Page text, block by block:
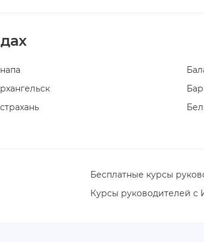
Бесплатные курсы
Курсы руководителей с